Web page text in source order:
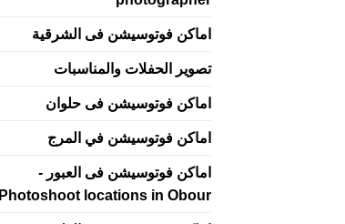
اماكن فوتوسيشن فى الشرقية
تصوير الحفلات والمناسبات
اماكن فوتوسيشن فى حلوان
اماكن فوتوسيشن في المرج
اماكن فوتوسيشن فى العبور -
Photoshoot locations in Obour